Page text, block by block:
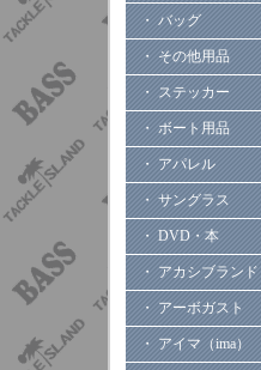
・ バッグ
・ その他用品
・ ステッカー
・ ボート用品
・ アパレル
・ サングラス
・ DVD・本
・ アカシブランド
・ アーボガスト
・ アイマ（ima）